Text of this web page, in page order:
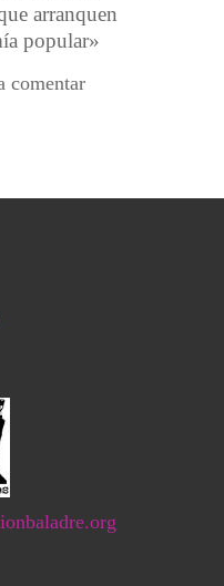
arranquen
popular»
allá de la propiedad, el
comentar